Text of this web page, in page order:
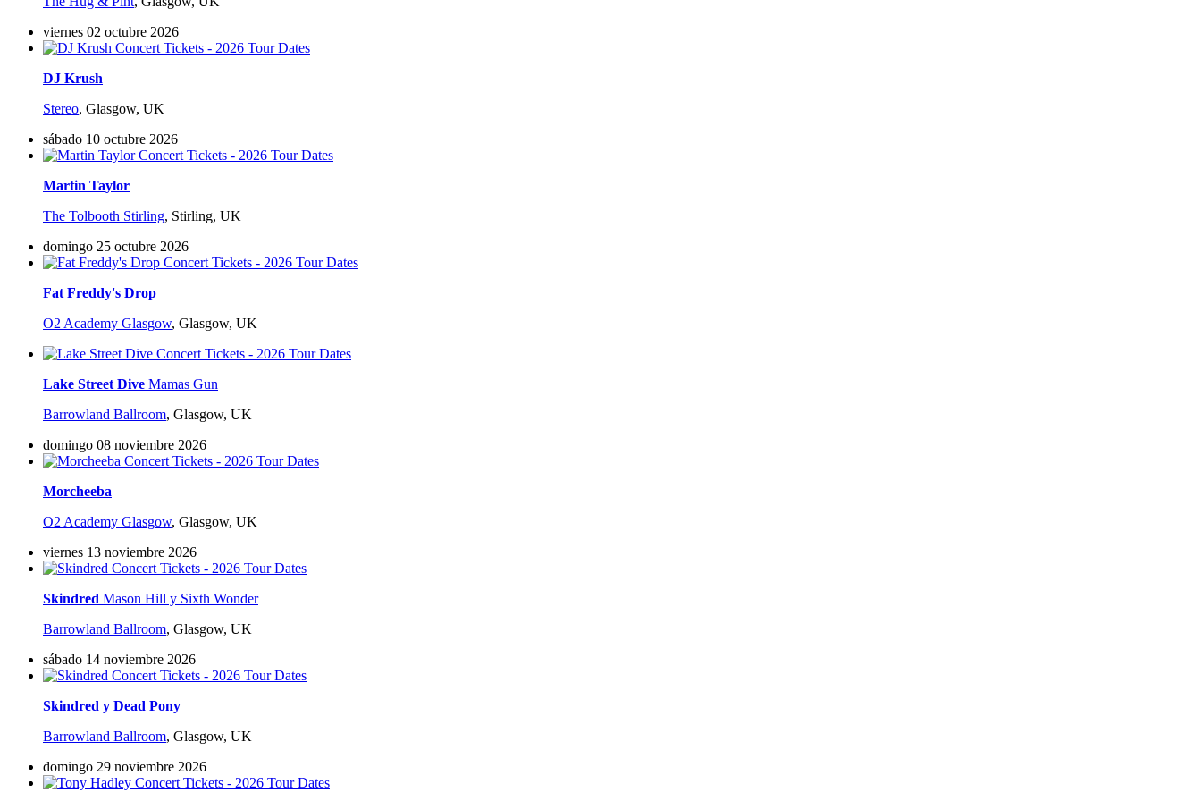
viernes 02 octubre 2026
DJ Krush
Stereo, Glasgow, UK
sábado 10 octubre 2026
Martin Taylor
The Tolbooth Stirling, Stirling, UK
domingo 25 octubre 2026
Fat Freddy's Drop
O2 Academy Glasgow, Glasgow, UK
Lake Street Dive Mamas Gun
Barrowland Ballroom, Glasgow, UK
domingo 08 noviembre 2026
Morcheeba
O2 Academy Glasgow, Glasgow, UK
viernes 13 noviembre 2026
Skindred Mason Hill y Sixth Wonder
Barrowland Ballroom, Glasgow, UK
sábado 14 noviembre 2026
Skindred y Dead Pony
Barrowland Ballroom, Glasgow, UK
domingo 29 noviembre 2026